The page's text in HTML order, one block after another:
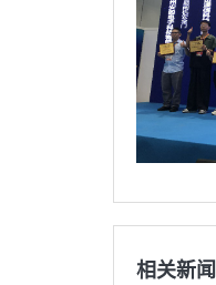
相关新闻